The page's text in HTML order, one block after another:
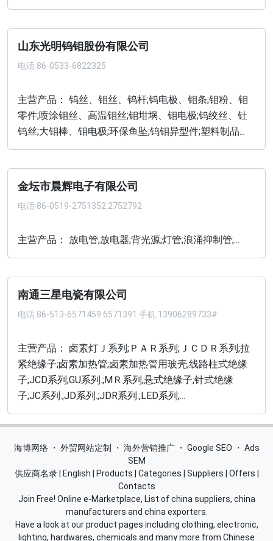
山东光明钨钼股份有限公司
电话 86-0533-6822325
主营产品： 钨丝、钼丝、钨杆;钨电极、钼条;钼粉、钼
零件;喷涂钼丝、高温钼丝;钼坩埚、钼电极;钨绞丝、钍
钨丝;大钼棒、钼电极;环保鱼坠;钨钼异型件;塑料制品...
金坛市晨辉电子有限公司
电话 86-0519-2751352 2752792
主营产品： 放电管;放电器;背光源;灯管;浪涌抑制管;...
南通三星电瓷有限公司
电话 86-513-6571459 6571391 手机 13906289733#
主营产品： 卤素灯Ｊ系列;ＰＡＲ系列;ＪＣＤＲ系列;拉
紧绝缘子;卤素加热管;卤素加热管用玻壳;线路柱式绝缘
子;JCD系列;GU系列.;MＲ系列;悬式绝缘子;针式绝缘
子;JC系列.;JD系列.;JDR系列.;LED系列;...
海博网络 ・ 外贸网站定制 ・ 海外营销推广 ・ Google SEO ・ Ads
SEM
供应商名录| English Products Categories Suppliers Offers
Contacts
Join Free! Online e-Marketplace, List of china suppliers, china
manufacturers and china exporters.
Have a look at our product pages including clothing, electronic,
lighting, hardwares, chemicals and many more from Chinese